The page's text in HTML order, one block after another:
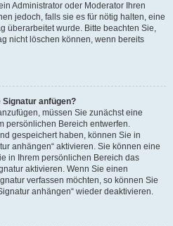
Administrator oder Moderator Ihren
jedoch, falls sie es für nötig halten, eine
überarbeitet wurde. Bitte beachten Sie,
nicht löschen können, wenn bereits
anfügen?
müssen Sie zunächst eine
persönlichen Bereich entwerfen.
gespeichert haben, können Sie in
anhängen“ aktivieren. Sie können eine
in Ihrem persönlichen Bereich das
aktivieren. Wenn Sie einen
verfassen möchten, so können Sie
anhängen“ wieder deaktivieren.